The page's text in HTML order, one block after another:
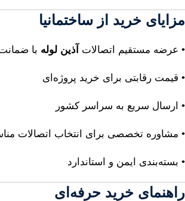
مزایای خرید از ساختمانیا
• عرضه مستقیم اتصالات آذین لوله با
• قیمت رقابتی برای خرید پروژه‌ای
• ارسال سریع به سراسر کشور
• مشاوره تخصصی برای انتخاب اتصالات
• بسته‌بندی ایمن و استاندارد
راهنمای خرید حرفه‌ای